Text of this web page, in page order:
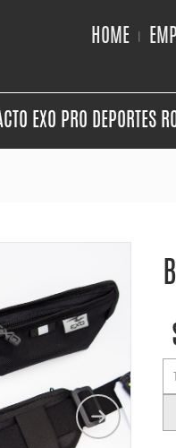
HOME
EXO PRO DEPORTES